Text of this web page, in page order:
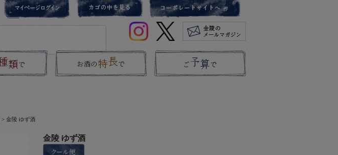
> 金陵 ゆず酒
金陵 ゆず酒